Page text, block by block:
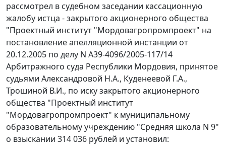
рассмотрел в судебном заседании кассационную
жалобу истца - закрытого акционерного общества
"Проектный институт "Мордовагропромпроект" на
постановление апелляционной инстанции от
20.12.2005 по делу N А39-4096/2005-117/14
Арбитражного суда Республики Мордовия, принятое
судьями Александровой Н.А., Куденеевой Г.А.,
Трошиной В.И., по иску закрытого акционерного
общества "Проектный институт
"Мордовагропромпроект" к муниципальному
образовательному учреждению "Средняя школа N 9"
о взыскании 314 036 рублей и установил: